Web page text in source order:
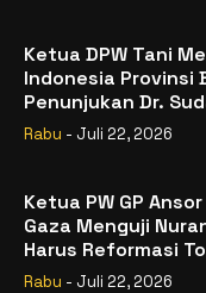
Ketua DPW Tani
Indonesia Provinsi
Penunjukan Dr.
sebagai Kepala
Rabu - Juli 22, 2026
Ketua PW GP
Gaza Menguji
Harus Reformasi
Kehilangan
Rabu - Juli 22, 2026